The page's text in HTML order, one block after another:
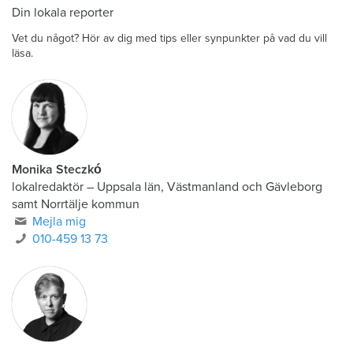
Din lokala reporter
Vet du något? Hör av dig med tips eller synpunkter på vad du vill
läsa.
Monika Steczkó
lokalredaktör – Uppsala län, Västmanland och Gävleborg
samt Norrtälje kommun
Mejla mig
010-459 13 73